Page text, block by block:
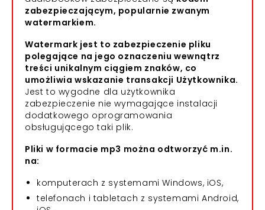
zabezpieczającym, popularnie zwanym
watermarkiem.
Watermark jest to zabezpieczenie pliku
polegające na jego oznaczeniu wewnątrz
treści unikalnym ciągiem znaków, co
umożliwia wskazanie transakcji Użytkownika.
Jest to wygodne dla użytkownika
zabezpieczenie nie wymagające instalacji
dodatkowego oprogramowania
obsługującego taki plik.
Pliki w formacie mp3 można odtworzyć m.in.
na:
komputerach z systemami Windows, iOS,
telefonach i tabletach z systemami Android,